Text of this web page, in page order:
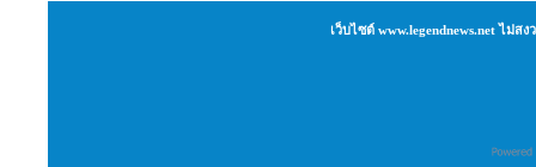
เว็บไซต์ www.legendnews.net ไม่